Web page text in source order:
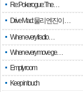
Re: Pokerogue: The…
Drive Mad: 물리 엔진이 …
When every fractio…
When every move ge…
Empty room
Keep in touch